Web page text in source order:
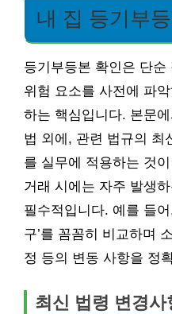
내 집 등기부
등기부등본 확인은 단
위험 요소를 사전에 파
하는 핵심입니다. 본문
법 외에, 관련 법규의 최
를 실무에 적용하는 것
거래 시에는 자주 발생
필수적입니다. 예를 들어
구’를 꼼꼼히 비교하며
정 등의 변동 사항을 정
최신 법령 변경사